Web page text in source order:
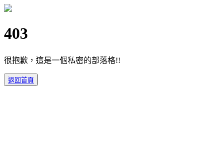
403
很抱歉，這是一個私密的部落格!!
返回首頁